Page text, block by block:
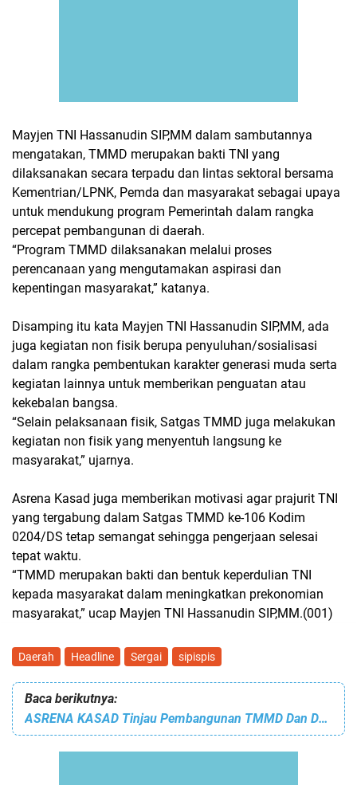
Mayjen TNI Hassanudin SIP,MM dalam sambutannya
mengatakan, TMMD merupakan bakti TNI yang
dilaksanakan secara terpadu dan lintas sektoral bersama
Kementrian/LPNK, Pemda dan masyarakat sebagai upaya
untuk mendukung program Pemerintah dalam rangka
percepat pembangunan di daerah.
“Program TMMD dilaksanakan melalui proses
perencanaan yang mengutamakan aspirasi dan
kepentingan masyarakat,” katanya.
Disamping itu kata Mayjen TNI Hassanudin SIP,MM, ada
juga kegiatan non fisik berupa penyuluhan/sosialisasi
dalam rangka pembentukan karakter generasi muda serta
kegiatan lainnya untuk memberikan penguatan atau
kekebalan bangsa.
“Selain pelaksanaan fisik, Satgas TMMD juga melakukan
kegiatan non fisik yang menyentuh langsung ke
masyarakat,” ujarnya.
Asrena Kasad juga memberikan motivasi agar prajurit TNI
yang tergabung dalam Satgas TMMD ke-106 Kodim
0204/DS tetap semangat sehingga pengerjaan selesai
tepat waktu.
“TMMD merupakan bakti dan bentuk keperdulian TNI
kepada masyarakat dalam meningkatkan prekonomian
masyarakat,” ucap Mayjen TNI Hassanudin SIP,MM.(001)
Daerah Headline Sergai sipispis
Baca berikutnya:
ASRENA KASAD Tinjau Pembangunan TMMD Dan Dalam Waktu Dekat Ditutup Mayjen TNI Hasanuddin